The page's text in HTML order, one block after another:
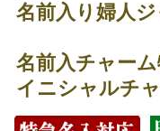
名前入り婦人
名前入チャー
イニシャルチ